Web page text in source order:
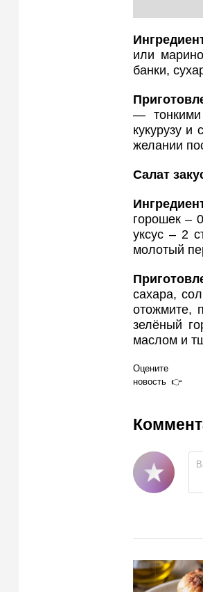
или
банки,
— тонкими
кукурузу
желании
Салат
горошек –
уксус – 2
молотый
сахара,
отожмите,
зелёный
маслом и
Оцените
новость